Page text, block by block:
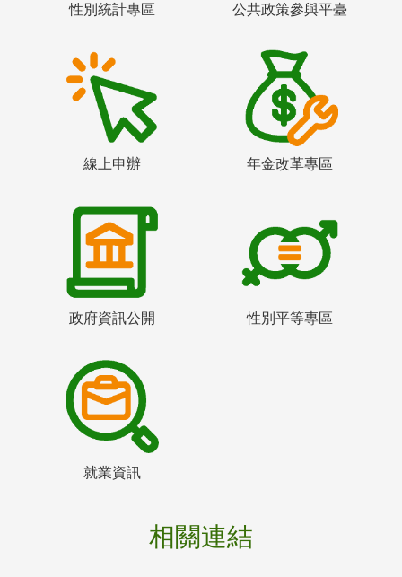
性別統計專區 公共政策參與平臺
線上申辦 年金改革專區
政府資訊公開 性別平等專區
就業資訊
相關連結